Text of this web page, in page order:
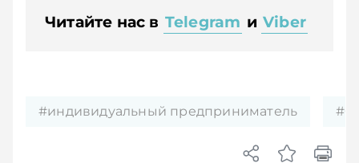
Читайте нас в Telegram и Viber
#индивидуальный предприниматель